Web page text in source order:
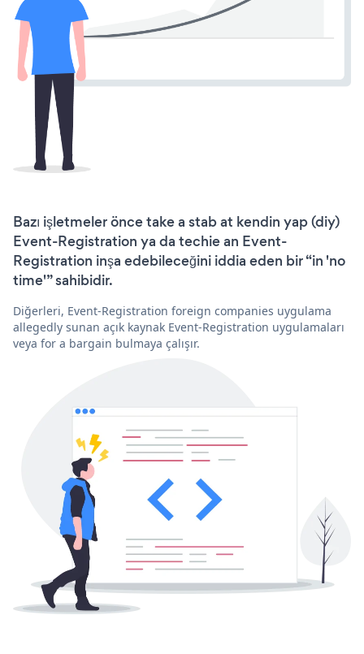
Bazı işletmeler önce take a stab at kendin yap (diy)
Event-Registration ya da techie an Event-
Registration inşa edebileceğini iddia eden bir “in 'no
time'” sahibidir.
Diğerleri, Event-Registration foreign companies uygulama
allegedly sunan açık kaynak Event-Registration uygulamaları
veya for a bargain bulmaya çalışır.